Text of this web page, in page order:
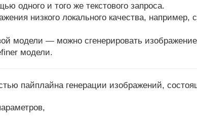
одного и того же текстового запроса.
низкого локального качества,
модели — можно сгенерировать
модели.
пайплайна генерации изображений,